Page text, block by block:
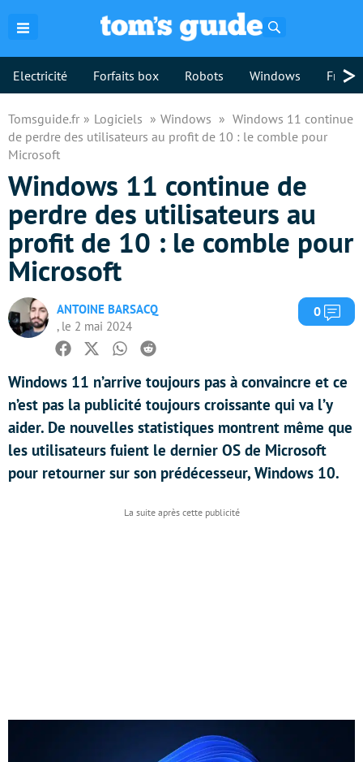
Electricité Forfaits box Robots Windows >
Tomsguide.fr Logiciels Windows
Windows 11 continue
de perdre des utilisateurs au profit de 10 : le comble pour
Microsoft
Windows 11 continue de
perdre des utilisateurs au
profit de 10 : le comble pour
Microsoft
ANTOINE BARSACQ
, le 2 mai 2024
0
Facebook
TwitterWhatsapp
Reddit
Windows 11 n’arrive toujours pas à convaincre et ce
n’est pas la publicité toujours croissante qui va l’y
aider. De nouvelles statistiques montrent même que
les utilisateurs fuient le dernier OS de Microsoft
pour retourner sur son prédécesseur, Windows 10.